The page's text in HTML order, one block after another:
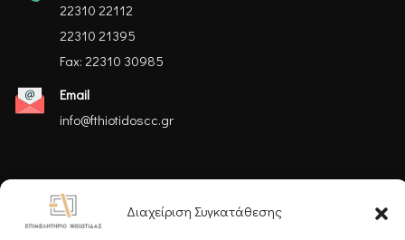
Διαχείριση Συγκατάθεσης
22310 22112
22310 21395
Fax: 22310 30985
Email
info@fthiotidoscc.gr
Ακολουθήστε μας